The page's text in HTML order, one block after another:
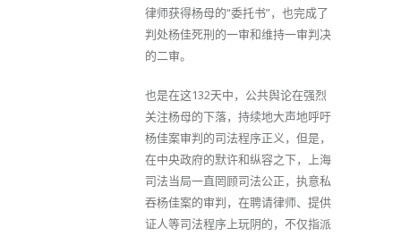
律师获得杨母的“委托书”，也完成了
判处杨佳死刑的一审和维持一审判决
的二审。
也是在这132天中，公共舆论在强烈
关注杨母的下落，持续地大声地呼吁
杨佳案审判的司法程序正义，但是，
在中央政府的默许和纵容之下，上海
司法当局一直罔顾司法公正，执意私
吞杨佳案的审判，在聘请律师、提供
证人等司法程序上玩阴的，不仅指派